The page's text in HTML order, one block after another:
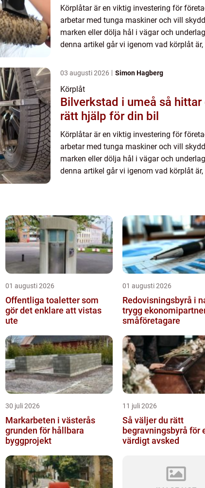
Körplåtar är en viktig investering för
arbetar med tunga maskiner och vill
marken eller dölja hål i vägar och
denna artikel går vi igenom vad körplåt är,
03 augusti 2026 Simon Hagberg
Körplåt
Bilverkstad i umeå så hittar du
rätt hjälp för din bil
Körplåtar är en viktig investering för
arbetar med tunga maskiner och vill
marken eller dölja hål i vägar och
denna artikel går vi igenom vad körplåt är,
01 augusti 2026
Offentliga toaletter som
gör det enklare att vistas
ute
01 augusti 2026
Redovisningsbyrå i
trygg
småföretagare
30 juli 2026
Markarbeten i västerås
grunden för hållbara
byggprojekt
11 juli 2026
Så väljer du rätt
begravningsbyrå för
värdigt avsked